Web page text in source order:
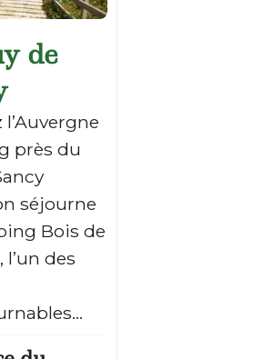
de
l’Auvergne
près du
séjourne
Bois de
l’un des